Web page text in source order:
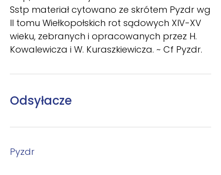
Sstp materiał cytowano ze skrótem Pyzdr wg
II tomu Wiełkopołskich rot sądowych XIV-XV
wieku, zebranych i opracowanych przez H.
Kowalewicza i W. Kuraszkiewicza. ~ Cf Pyzdr.
Odsyłacze
Pyzdr